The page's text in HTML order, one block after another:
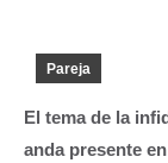
Pareja
El tema de la
anda presente